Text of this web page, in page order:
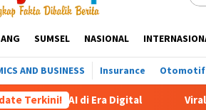
SUMSEL NASIONAL
AND BUSINESS Insurance Otomotif
Terkini!
Digital Viral! Heboh Istri